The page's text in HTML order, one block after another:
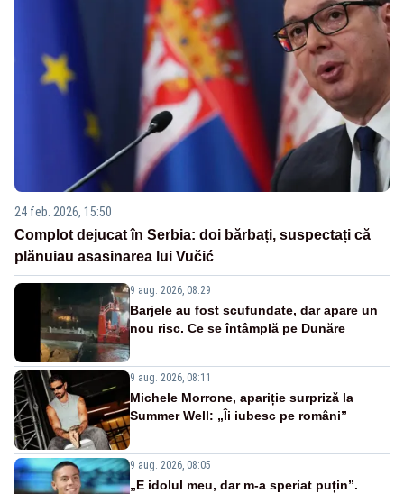
24 feb. 2026, 15:50
Complot dejucat în Serbia: doi bărbați, suspectați că
plănuiau asasinarea lui Vučić
9 aug. 2026, 08:29
Barjele au fost scufundate, dar apare un
nou risc. Ce se întâmplă pe Dunăre
9 aug. 2026, 08:11
Michele Morrone, apariție surpriză la
Summer Well: „Îi iubesc pe români”
9 aug. 2026, 08:05
„E idolul meu, dar m-a speriat puțin”.